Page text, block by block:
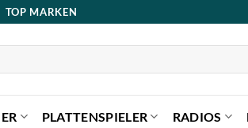
TOP MARKEN
PLATTENSPIELER RADIOS